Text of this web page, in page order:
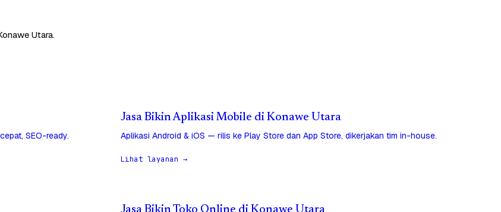
Utara.
SEO-ready.
Jasa Bikin Aplikasi Mobile di Konawe Utara
Aplikasi Android & iOS — rilis ke Play Store dan App Store, dikerjakan tim in-house.
Lihat layanan →